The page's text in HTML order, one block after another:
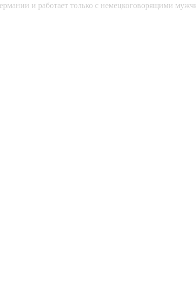
и работает только с немецкоговорящими